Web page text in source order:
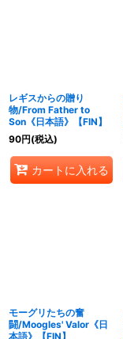
レギスからの贈り
物/From Father to
Son《日本語》【FIN】
90円(税込)
カートに入れる
モーグリたちの奮
闘/Moogles' Valor《日
本語》【FIN】